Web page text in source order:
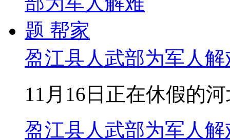
盈江县人武部为军人
11月16日正在休假的
盈江县人武部为军人